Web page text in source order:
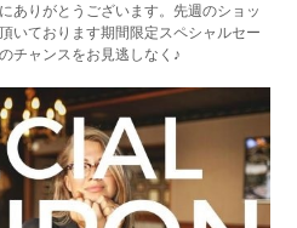
ありがとうございます。先週のショッ
いております期間限定スペシャルセー
チャンスをお見逃しなく♪